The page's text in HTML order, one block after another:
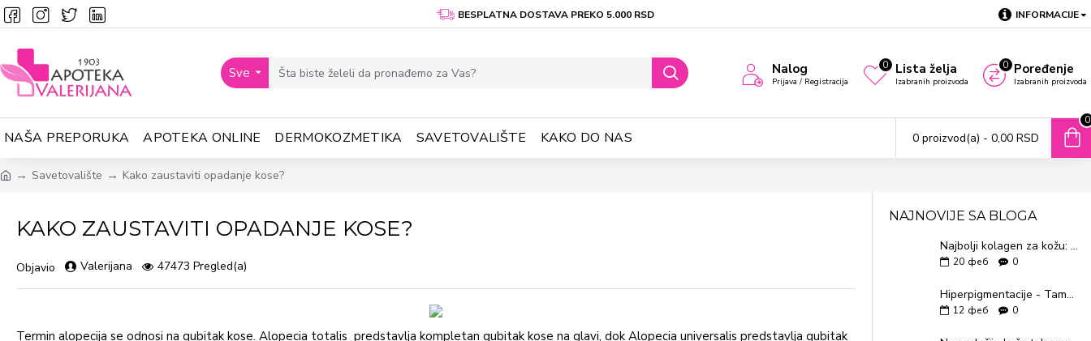
BESPLATNA DOSTAVA PREKO 5.000 RSD INFORMACIJE
Sve Nalog
Prijava / Registracija
Lista želja
Izabranih proizvoda
0 Poređenje
Izabranih proizvoda
0
NAŠA PREPORUKA APOTEKA ONLINE DERMOKOZMETIKA SAVETOVALIŠTE KAKO DO NAS 0 proizvod(a) - 0,00 RSD
0
Savetovalište Kako zaustaviti opadanje kose?
KAKO ZAUSTAVITI OPADANJE KOSE?
Objavio Valerijana 47473 Pregled(a)
Termin alopecija se odnosi na gubitak kose. Alopecia totalis predstavlja kompletan gubitak kose na glavi, dok Alopecia universalis predstavlja gubitak
NAJNOVIJE SA BLOGA
Najbolji kolagen za kožu: Kompletan vodič kako povećati kolagen i vratiti mladolikost
20 феб 0
Hiperpigmentacije - Tamne fleke na koži
12 феб 0